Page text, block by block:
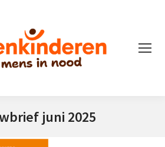
juni 2025